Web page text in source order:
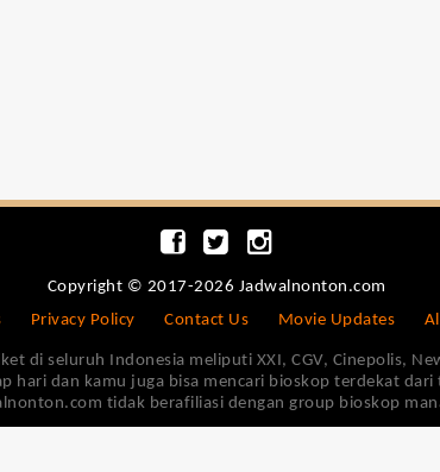
Copyright © 2017-2026 Jadwalnonton.com
Privacy Policy Contact Us Movie Updates
di seluruh Indonesia meliputi XXI, CGV, Cinepolis,
hari dan kamu juga bisa mencari bioskop terdekat dari
tidak berafiliasi dengan group bioskop